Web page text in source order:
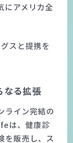
にアメリカ全
スと提携を
る拡張
ライン完結の
は、健康診
を販売し、ス